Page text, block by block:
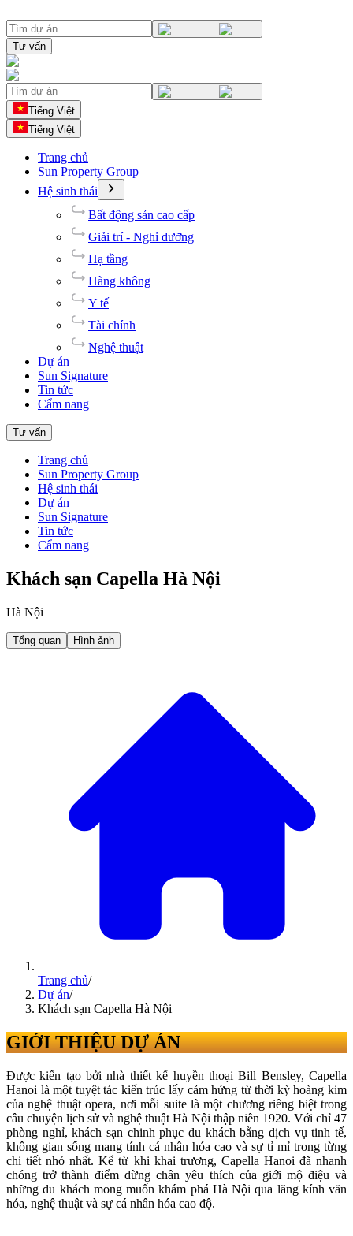
Tư vấn
Tiếng Việt
Tiếng Việt
Trang chủ
Sun Property Group
Hệ sinh thái
Bất động sản cao cấp
Giải trí - Nghỉ dưỡng
Hạ tầng
Hàng không
Y tế
Tài chính
Nghệ thuật
Dự án
Sun Signature
Tin tức
Cẩm nang
Tư vấn
Trang chủ
Sun Property Group
Hệ sinh thái
Dự án
Sun Signature
Tin tức
Cẩm nang
Khách sạn Capella Hà Nội
Hà Nội
Tổng quan Hình ảnh
Trang chủ/
Dự án/
Khách sạn Capella Hà Nội
GIỚI THIỆU DỰ ÁN
Được kiến tạo bởi nhà thiết kế huyền thoại Bill Bensley, Capella
Hanoi là một tuyệt tác kiến trúc lấy cảm hứng từ thời kỳ hoàng kim
của nghệ thuật opera, nơi mỗi suite là một chương riêng biệt trong
câu chuyện lịch sử và nghệ thuật Hà Nội thập niên 1920. Với chỉ 47
phòng nghỉ, khách sạn chinh phục du khách bằng dịch vụ tinh tế,
không gian sống mang tính cá nhân hóa cao và sự tỉ mỉ trong từng
chi tiết nhỏ nhất. Kể từ khi khai trương, Capella Hanoi đã nhanh
chóng trở thành điểm dừng chân yêu thích của giới mộ điệu và
những du khách mong muốn khám phá Hà Nội qua lăng kính văn
hóa, nghệ thuật và sự cá nhân hóa cao độ.